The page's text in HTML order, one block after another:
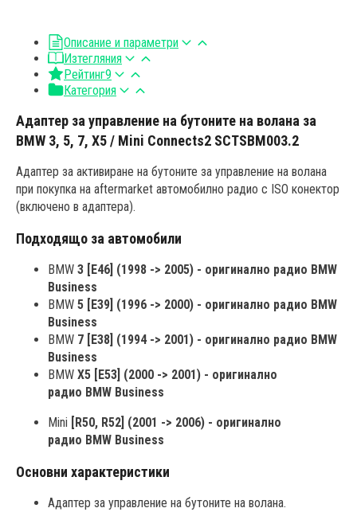
Описание и параметри
Изтегляния
Рейтинг9
Категория
Адаптер за управление на бутоните на волана за
BMW 3, 5, 7, X5 / Mini Connects2 SCTSBM003.2
Адаптер за активиране на бутоните за управление на волана
при покупка на aftermarket автомобилно радио с ISO конектор
(включено в адаптера).
Подходящо за автомобили
BMW 3 [E46] (1998 -> 2005) - оригинално радио BMW
Business
BMW 5 [E39] (1996 -> 2000) - оригинално радио BMW
Business
BMW 7 [E38] (1994 -> 2001) - оригинално радио BMW
Business
BMW X5 [E53] (2000 -> 2001) - оригинално
радио BMW Business
Mini [R50, R52] (2001 -> 2006) - оригинално
радио BMW Business
Основни характеристики
Адаптер за управление на бутоните на волана.